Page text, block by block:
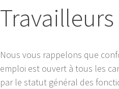
Nous vous rappelons que
emploi est ouvert à tous les
par le statut général des